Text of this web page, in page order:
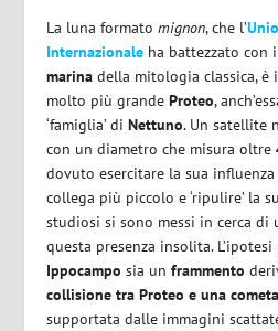
La luna formatomignon, che l’
Internazionale ha battezzato
marina della mitologia classica, è
molto più grandeProteo,
‘famiglia’ di Nettuno. Un satellite
con un diametro che misura oltre
dovuto esercitare la sua
collega più piccolo e ‘ripulire’ la
studiosi si sono messi in cerca di
questa presenza insolita.
Ippocampo sia unframmento
collisione tra Proteo e una cometa
supportata dalle immagini